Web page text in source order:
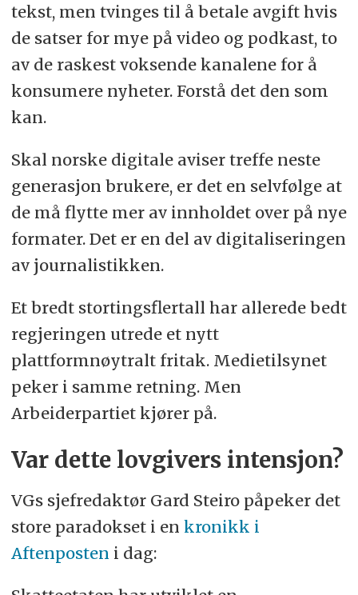
tekst, men tvinges til å betale avgift hvis
de satser for mye på video og podkast, to
av de raskest voksende kanalene for å
konsumere nyheter. Forstå det den som
kan.
Skal norske digitale aviser treffe neste
generasjon brukere, er det en selvfølge at
de må flytte mer av innholdet over på nye
formater. Det er en del av digitaliseringen
av journalistikken.
Et bredt stortingsflertall har allerede bedt
regjeringen utrede et nytt
plattformnøytralt fritak. Medietilsynet
peker i samme retning. Men
Arbeiderpartiet kjører på.
Var dette lovgivers intensjon?
VGs sjefredaktør Gard Steiro påpeker det
store paradokset i en kronikk i
Aftenposten i dag: